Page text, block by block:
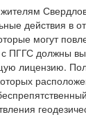
действия в
могут
ПГГС должны
лицензию.